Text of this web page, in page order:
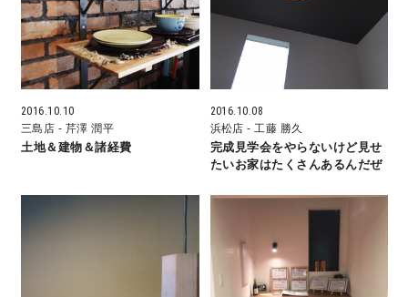
身体に優しい自然素材の家
耐震等級3 & 許容応力度計算 全棟標準
徹底したコストダウンの追求
2030年の省エネ基準住宅
2016.10.10
三島店 - 芹澤 潤平
土地＆建物＆諸経費
2016.10.08
浜松店- 工藤 勝久
完成見学会をやらないけど見せ
たいお家はたくさんあるんだぜ